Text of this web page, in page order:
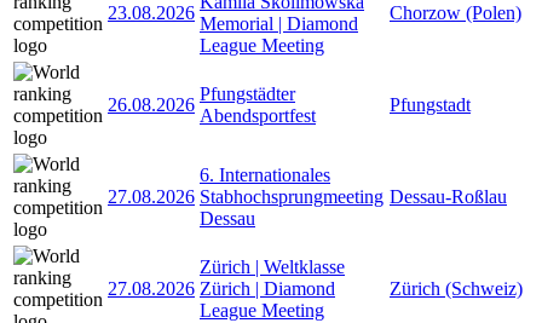
23.08.2026
Memorial | Diamond
League Meeting
Chorzow (Polen)
26.08.2026
Pfungstädter
Abendsportfest
Pfungstadt
27.08.2026
6. Internationales
Stabhochsprungmeeting
Dessau
Dessau-Roßlau
27.08.2026
Zürich | Weltklasse
Zürich | Diamond
League Meeting
Zürich (Schweiz)